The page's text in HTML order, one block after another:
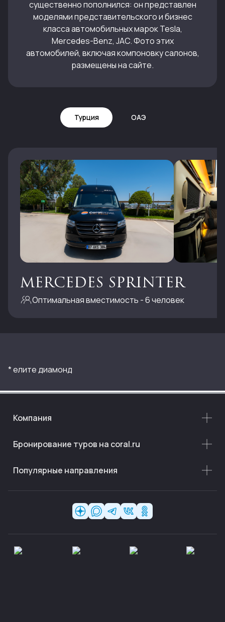
существенно пополнился: он представлен
моделями представительского и бизнес
класса автомобильных марок Tesla,
Mercedes-Benz, JAC. Фото этих
автомобилей, включая компоновку салонов,
размещены на сайте.
Турция ОАЭ
MERCEDES SPRINTER
Оптимальная вместимость - 6 человек
* елите диамонд
Компания
Бронирование туров на coral.ru
Популярные направления